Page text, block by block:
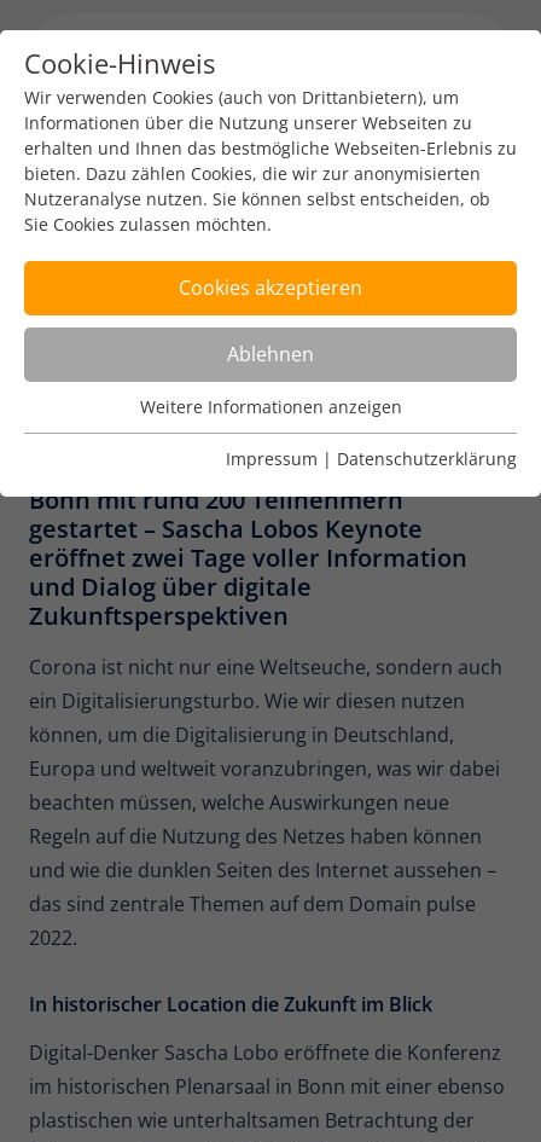
Pressemitteilung Events
DENIC-Internetkonferenz
beleuchtet Digitalisierung
aus verschiedensten
Blickwinkeln
DENIC-Redaktion 17. Mai 2022 2 min read
18. Auflage des Domain pulse heute in
Bonn mit rund 200 Teilnehmern
gestartet – Sascha Lobos Keynote
eröffnet zwei Tage voller Information
und Dialog über digitale
Zukunftsperspektiven
Corona ist nicht nur eine Weltseuche, sondern auch
ein Digitalisierungsturbo. Wie wir diesen nutzen
können, um die Digitalisierung in Deutschland,
Europa und weltweit voranzubringen, was wir dabei
beachten müssen, welche Auswirkungen neue
Regeln auf die Nutzung des Netzes haben können
und wie die dunklen Seiten des Internet aussehen –
das sind zentrale Themen auf dem Domain pulse
2022.
In historischer Location die Zukunft im Blick
Digital-Denker Sascha Lobo eröffnete die Konferenz
im historischen Plenarsaal in Bonn mit einer ebenso
plastischen wie unterhaltsamen Betrachtung der
Cookie-Hinweis
Wir verwenden Cookies (auch von Drittanbietern), um
Informationen über die Nutzung unserer Webseiten zu
erhalten und Ihnen das bestmögliche Webseiten-Erlebnis zu
bieten. Dazu zählen Cookies, die wir zur anonymisierten
Nutzeranalyse nutzen. Sie können selbst entscheiden, ob
Sie Cookies zulassen möchten.
Cookies akzeptieren
Ablehnen
Nutzungsanalyse
Cookies zur Nutzungsanalyse ermöglichen es uns zu
Name _pk_ref
Anbieter Matomo
Laufzeit 6 Monate
Attributionsinformationen, des
Referrers, der ursprünglich zum
Besuch der Website verwendet wurde
Name _pk_id
Anbieter Matomo
Laufzeit
Wird verwendet, um einige Details über
eindeutige Besucher-ID.
Name _pk_ses
Weitere Informationen anzeigen
Weitere Informationen anzeigen
Impressum | Datenschutzerklärung